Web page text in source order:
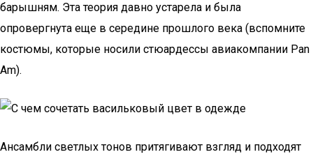
барышням. Эта теория давно устарела и была
опровергнута еще в середине прошлого века (вспомните
костюмы, которые носили стюардессы авиакомпании Pan
Am).
Ансамбли светлых тонов притягивают взгляд и подходят